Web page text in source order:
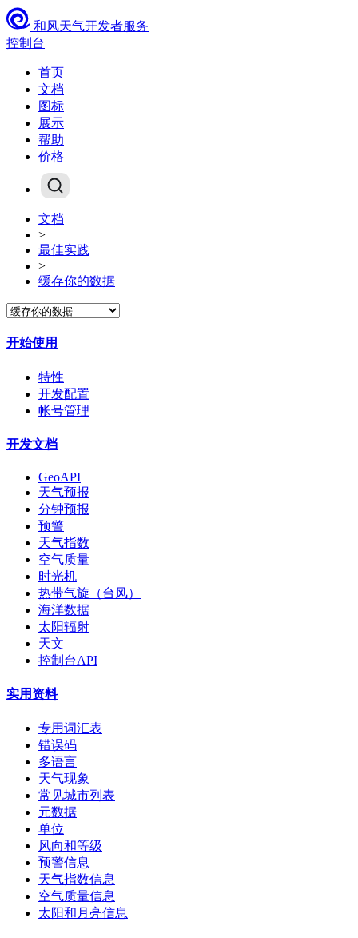
和风天气开发者服务
控制台
首页
文档
图标
展示
帮助
价格
文档
>
最佳实践
>
缓存你的数据
开始使用
特性
开发配置
帐号管理
开发文档
GeoAPI
天气预报
分钟预报
预警
天气指数
空气质量
时光机
热带气旋（台风）
海洋数据
太阳辐射
天文
控制台API
实用资料
专用词汇表
错误码
多语言
天气现象
常见城市列表
元数据
单位
风向和等级
预警信息
天气指数信息
空气质量信息
太阳和月亮信息